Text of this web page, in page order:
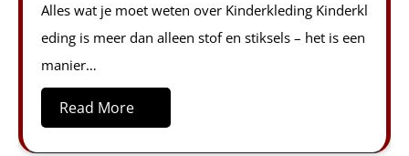
Alles wat je moet weten over Kinderkleding Kinderkl
eding is meer dan alleen stof en stiksels – het is een
manier…
Read More